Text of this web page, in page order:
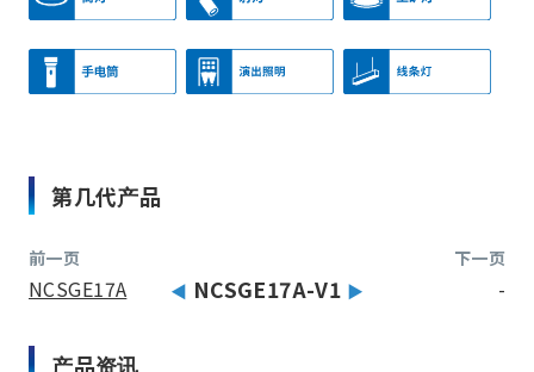
第几代产品
前一页
NCSGE17A NCSGE17A-V1
下一页
-
产品资讯